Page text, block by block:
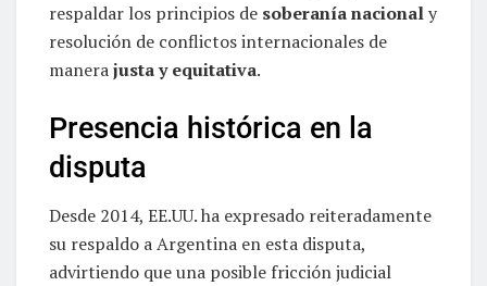
respaldar los principios de soberanía nacionaly
resolución de conflictos internacionales de
manerajusta y equitativa.
Presencia histórica en la
disputa
Desde 2014, EE.UU. ha expresado reiteradamente
su respaldo a Argentina en esta disputa,
advirtiendo que una posible fricción judicial